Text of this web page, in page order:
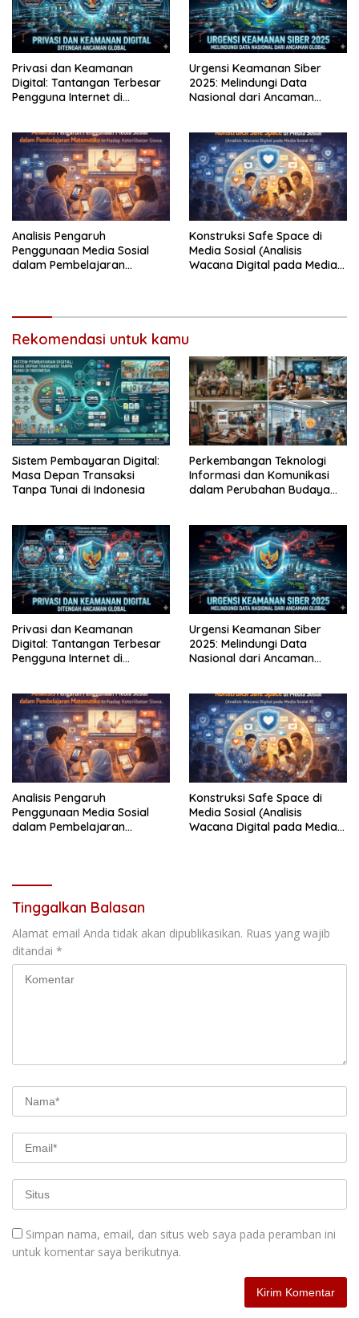
Privasi dan Keamanan
Digital: Tantangan Terbesar
Pengguna Internet di
Urgensi Keamanan Siber
2025: Melindungi Data
Nasional dari Ancaman
Analisis Pengaruh
Penggunaan Media Sosial
dalam Pembelajaran
Konstruksi Safe Space di
Media Sosial (Analisis
Wacana Digital pada Media
Rekomendasi untuk kamu
Sistem Pembayaran Digital:
Masa Depan Transaksi
Tanpa Tunai di Indonesia
Perkembangan Teknologi
Informasi dan Komunikasi
dalam Perubahan Budaya
Privasi dan Keamanan
Digital: Tantangan Terbesar
Pengguna Internet di
Urgensi Keamanan Siber
2025: Melindungi Data
Nasional dari Ancaman
Analisis Pengaruh
Penggunaan Media Sosial
dalam Pembelajaran
Konstruksi Safe Space di
Media Sosial (Analisis
Wacana Digital pada Media
Tinggalkan Balasan
Alamat email Anda tidak akan dipublikasikan. Ruas yang wajib
ditandai *
Simpan nama, email, dan situs web saya pada peramban ini
untuk komentar saya berikutnya.